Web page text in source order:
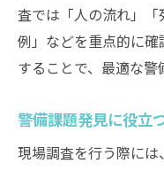
査では「人の流れ」
例」などを重点的に
することで、最適な警
警備課題発見に役立
現場調査を行う際に